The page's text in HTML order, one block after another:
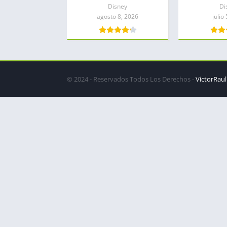
Disney
agosto 8, 2026
julio
© 2024 - Reservados Todos Los Derechos -